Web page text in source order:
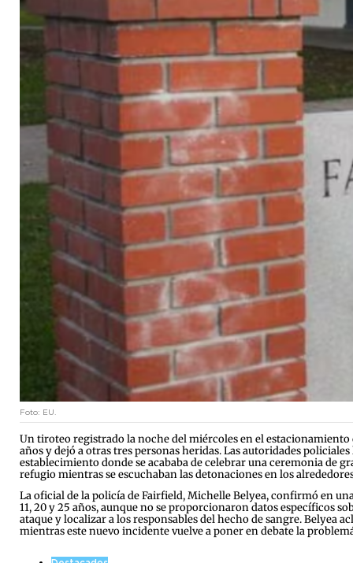
Foto: EU.
Un tiroteo registrado la noche del miércoles en el estacionamiento
años y dejó a otras tres personas heridas. Las autoridades
establecimiento donde se acababa de celebrar una ceremonia de
refugio mientras se escuchaban las detonaciones en los
La oficial de la policía de Fairfield, Michelle Belyea, confirmó en
11, 20 y 25 años, aunque no se proporcionaron datos específicos
ataque y localizar a los responsables del hecho de sangre. Belyea
mientras este nuevo incidente vuelve a poner en debate la